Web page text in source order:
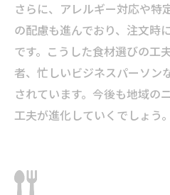
さらに、アレルギー対応や特
の配慮も進んでおり、注文時
です。こうした食材選びの工
者、忙しいビジネスパーソン
されています。今後も地域の
工夫が進化していくでしょう。